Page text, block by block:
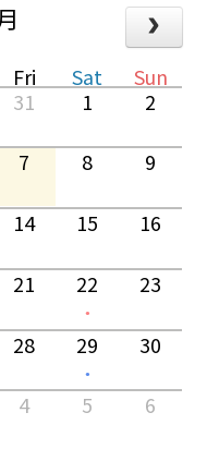
Fri Sat
Sun
31 1 2
7 8 9
14 15 16
21 22 23
●
28 29 30
●
4 5 6